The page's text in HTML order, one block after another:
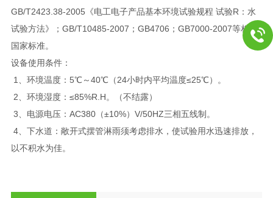
GB/T2423.38-2005《电工电子产品基本环境试验规程 试验R：水
试验方法》；GB/T10485-2007；GB4706；GB7000-2007等相关
国家标准。
设备使用条件：
1、环境温度：5℃～40℃（24小时内平均温度≤25℃）。
2、环境湿度：≤85%R.H。（不结露）
3、电源电压：AC380（±10%）V/50HZ三相五线制。
4、下水道：敞开式摆管淋雨须考虑排水，使试验用水迅速排放，
以不积水为佳。